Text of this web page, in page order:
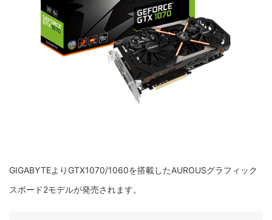
GIGABYTEよりGTX1070/1060を搭載したAUROUSグラフィック
スボード2モデルが発売されます。